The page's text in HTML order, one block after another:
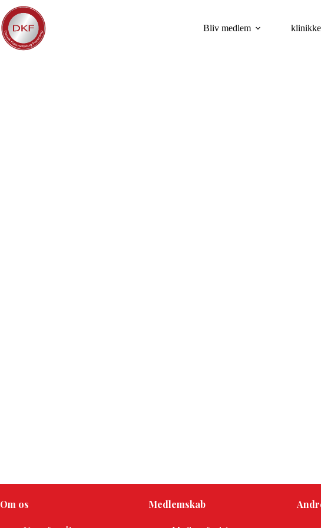
Fortsæt
til
indhold
Bliv medlem
Om os Medlemskab